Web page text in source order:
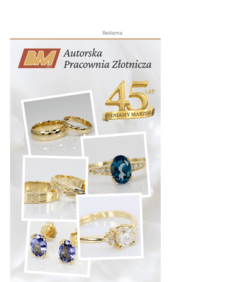
Reklama